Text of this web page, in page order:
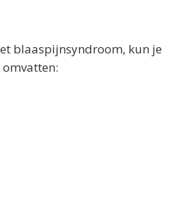
blaaspijnsyndroom, kun je